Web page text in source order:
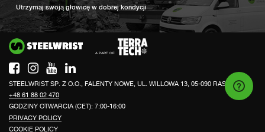
Utrzymaj swoją głowicę w dobrej kondycji
STEELWRIST SP. Z O.O., FALENTY NOWE, UL. WILLOWA 13, 05-090 RASZYN
+48 61 88 02 470
GODZINY OTWARCIA (CET): 7:00-16:00
PRIVACY POLICY
COOKIE POLICY